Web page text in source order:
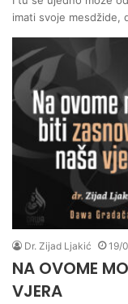
imati svoje mesdžide,
Dr. Zijad Ljakić 19/
NA OVOME
VJERA